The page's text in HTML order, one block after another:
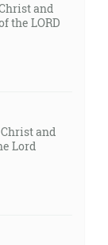
and
the LORD
and
Lord